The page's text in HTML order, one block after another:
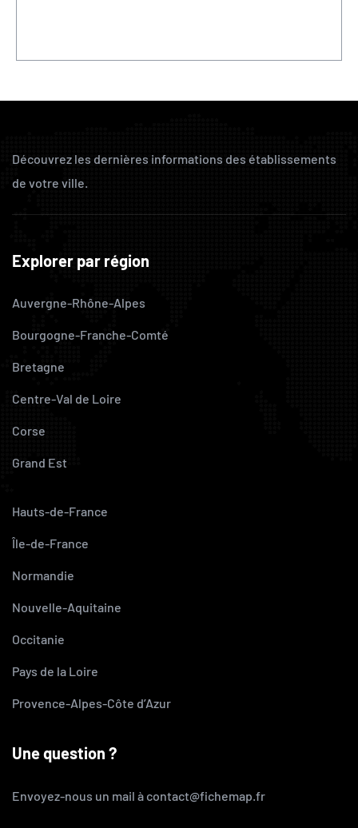
Découvrez les dernières informations des établissements
de votre ville.
Explorer par région
Auvergne-Rhône-Alpes
Bourgogne-Franche-Comté
Bretagne
Centre-Val de Loire
Corse
Grand Est
Hauts-de-France
Île-de-France
Normandie
Nouvelle-Aquitaine
Occitanie
Pays de la Loire
Provence-Alpes-Côte d’Azur
Une question ?
Envoyez-nous un mail à contact@fichemap.fr